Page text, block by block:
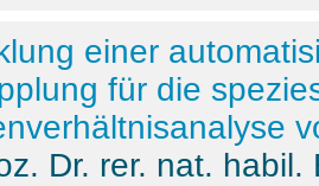
einer
für die
Dr. rer. nat.